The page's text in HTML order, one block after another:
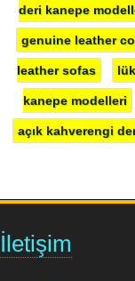
deri kanepe
genuine leather
leather sofas
kanepe modelleri
açık kahverengi
İletişim